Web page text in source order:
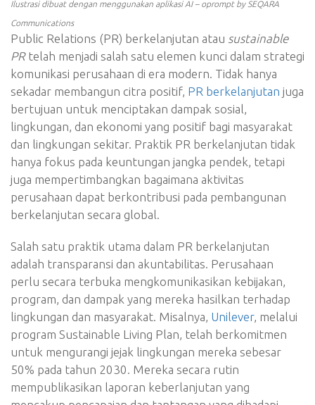
Ilustrasi dibuat dengan menggunakan aplikasi AI – oprompt by SEQARA
Communications
Public Relations (PR) berkelanjutan atau sustainable
PR telah menjadi salah satu elemen kunci dalam strategi
komunikasi perusahaan di era modern. Tidak hanya
sekadar membangun citra positif, PR berkelanjutan juga
bertujuan untuk menciptakan dampak sosial,
lingkungan, dan ekonomi yang positif bagi masyarakat
dan lingkungan sekitar. Praktik PR berkelanjutan tidak
hanya fokus pada keuntungan jangka pendek, tetapi
juga mempertimbangkan bagaimana aktivitas
perusahaan dapat berkontribusi pada pembangunan
berkelanjutan secara global.
Salah satu praktik utama dalam PR berkelanjutan
adalah transparansi dan akuntabilitas. Perusahaan
perlu secara terbuka mengkomunikasikan kebijakan,
program, dan dampak yang mereka hasilkan terhadap
lingkungan dan masyarakat. Misalnya, Unilever, melalui
program Sustainable Living Plan, telah berkomitmen
untuk mengurangi jejak lingkungan mereka sebesar
50% pada tahun 2030. Mereka secara rutin
mempublikasikan laporan keberlanjutan yang